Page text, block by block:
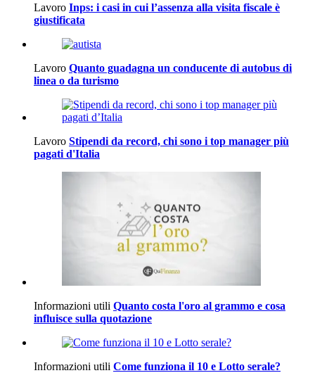
Lavoro Inps: i casi in cui l’assenza alla visita fiscale è
giustificata
Lavoro Quanto guadagna un conducente di autobus di
linea o da turismo
Lavoro Stipendi da record, chi sono i top manager più
pagati d'Italia
Informazioni utili Quanto costa l'oro al grammo e cosa
influisce sulla quotazione
Informazioni utili Come funziona il 10 e Lotto serale?